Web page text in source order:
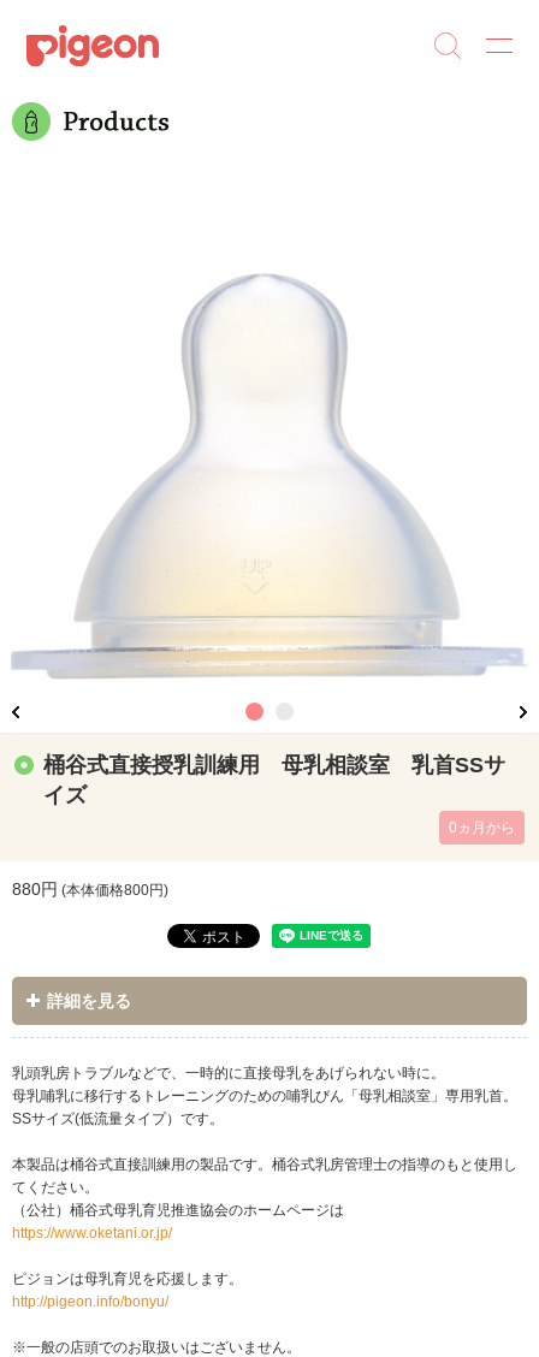
桶谷式直接授乳訓練用 母乳相談室 乳首SSサ
イズ
0ヵ月から
880円 (本体価格800円)
詳細を見る
乳頭乳房トラブルなどで、一時的に直接母乳をあげられない時に。
母乳哺乳に移行するトレーニングのための哺乳びん「母乳相談室」専用乳首。
SSサイズ(低流量タイプ）です。
本製品は桶谷式直接訓練用の製品です。桶谷式乳房管理士の指導のもと使用し
てください。
（公社）桶谷式母乳育児推進協会のホームページは
https://www.oketani.or.jp/
ピジョンは母乳育児を応援します。
http://pigeon.info/bonyu/
※一般の店頭でのお取扱いはございません。